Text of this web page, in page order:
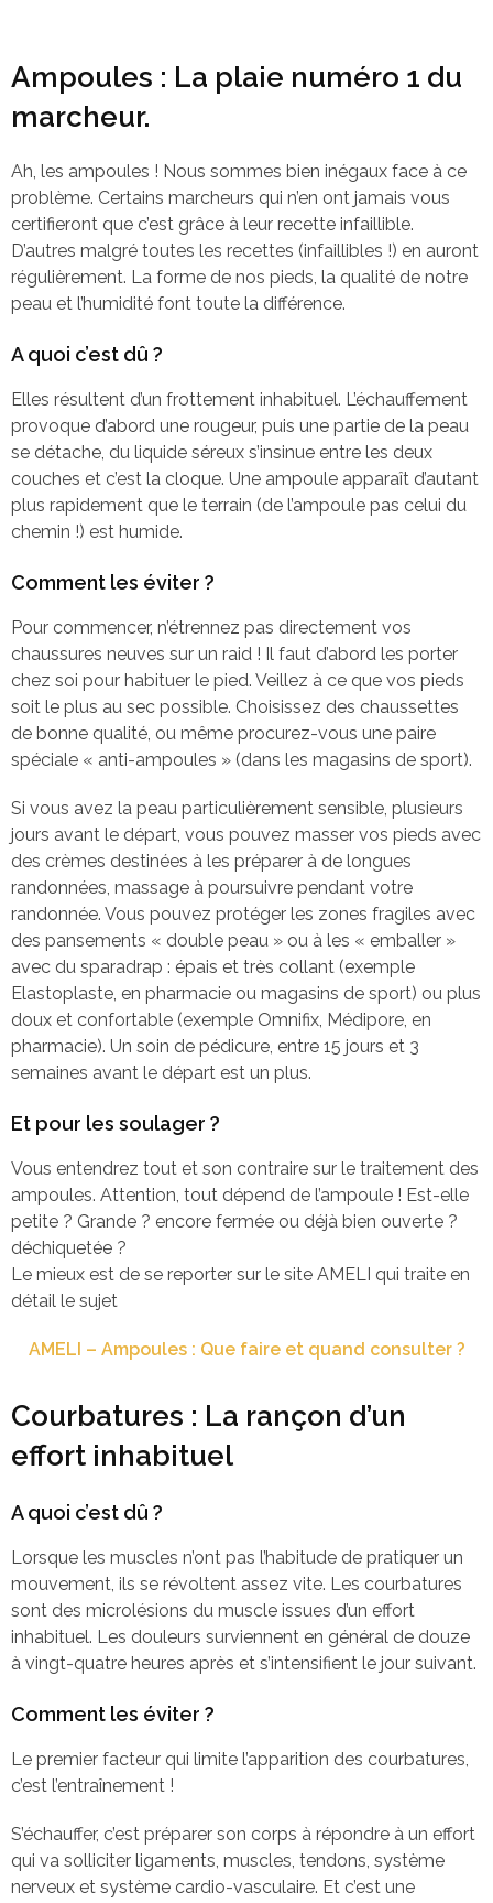
Ampoules : La plaie numéro 1 du
marcheur.
Ah, les ampoules ! Nous sommes bien inégaux face à ce
problème. Certains marcheurs qui n’en ont jamais vous
certifieront que c’est grâce à leur recette infaillible.
D’autres malgré toutes les recettes (infaillibles !) en auront
régulièrement. La forme de nos pieds, la qualité de notre
peau et l’humidité font toute la différence.
A quoi c’est dû ?
Elles résultent d’un frottement inhabituel. L’échauffement
provoque d’abord une rougeur, puis une partie de la peau
se détache, du liquide séreux s’insinue entre les deux
couches et c’est la cloque. Une ampoule apparaît d’autant
plus rapidement que le terrain (de l’ampoule pas celui du
chemin !) est humide.
Comment les éviter ?
Pour commencer, n’étrennez pas directement vos
chaussures neuves sur un raid ! Il faut d’abord les porter
chez soi pour habituer le pied. Veillez à ce que vos pieds
soit le plus au sec possible. Choisissez des chaussettes
de bonne qualité, ou même procurez-vous une paire
spéciale « anti-ampoules » (dans les magasins de sport).
Si vous avez la peau particulièrement sensible, plusieurs
jours avant le départ, vous pouvez masser vos pieds avec
des crèmes destinées à les préparer à de longues
randonnées, massage à poursuivre pendant votre
randonnée. Vous pouvez protéger les zones fragiles avec
des pansements « double peau » ou à les « emballer »
avec du sparadrap : épais et très collant (exemple
Elastoplaste, en pharmacie ou magasins de sport) ou plus
doux et confortable (exemple Omnifix, Médipore, en
pharmacie). Un soin de pédicure, entre 15 jours et 3
semaines avant le départ est un plus.
Et pour les soulager ?
Vous entendrez tout et son contraire sur le traitement des
ampoules. Attention, tout dépend de l’ampoule ! Est-elle
petite ? Grande ? encore fermée ou déjà bien ouverte ?
déchiquetée ?
Le mieux est de se reporter sur le site AMELI qui traite en
détail le sujet
AMELI – Ampoules : Que faire et quand consulter ?
Courbatures : La rançon d’un
effort inhabituel
A quoi c’est dû ?
Lorsque les muscles n’ont pas l’habitude de pratiquer un
mouvement, ils se révoltent assez vite. Les courbatures
sont des microlésions du muscle issues d’un effort
inhabituel. Les douleurs surviennent en général de douze
à vingt-quatre heures après et s’intensifient le jour suivant.
Comment les éviter ?
Le premier facteur qui limite l’apparition des courbatures,
c’est l’entraînement !
S’échauffer, c’est préparer son corps à répondre à un effort
qui va solliciter ligaments, muscles, tendons, système
nerveux et système cardio-vasculaire. Et c’est une